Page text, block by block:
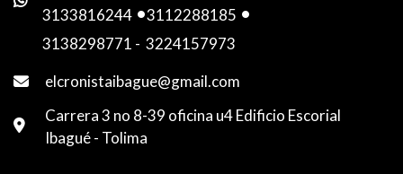
3133816244 -3112288185 -
3138298771 - 3224157973
elcronistaibague@gmail.com
Carrera 3 no 8-39 oficina u4 Edificio Escorial
Ibagué - Tolima